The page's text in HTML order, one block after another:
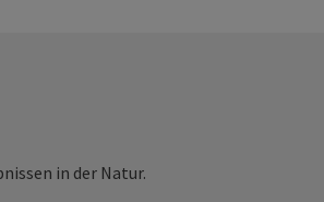
in der Natur.